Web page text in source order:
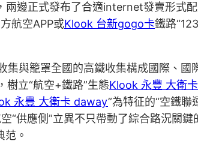
，兩邊正式發布了合適internet發賣形式
航空APP或Klook 台新gogo卡鐵路
集與籠罩全國的高鐵收集構成國際、國
樹立“航空+鐵路”生態Klook 永豐 大衛
永豐 大衛卡 daway”為特征的“空鐵聯
“供應側”立異不只帶動了綜合路況關
。